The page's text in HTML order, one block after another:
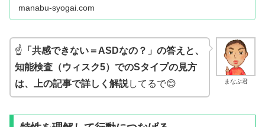
力の高め方まで、10年以上の教員経験をもとに解説しま
manabu-syogai.com
まなぶ君
☝️ 「共感できない＝ASDなの？」の答えと、
知能検査（ウィスク5）でのSタイプの見方
は、上の記事で詳しく解説してるで😊